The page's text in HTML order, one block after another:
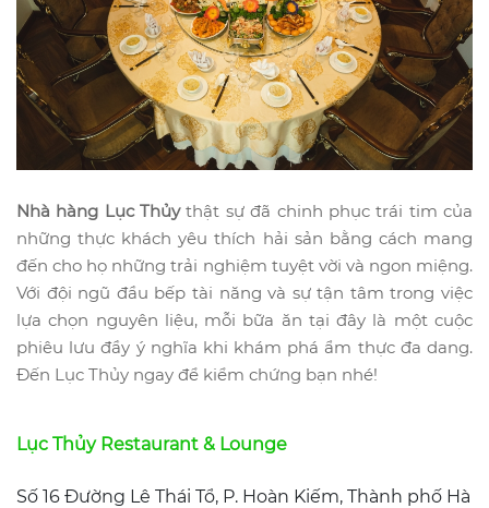
Nhà hàng Lục Thủythật sự đã chinh phục trái tim của
những thực khách yêu thích hải sản bằng cách mang
đến cho họ những trải nghiệm tuyệt vời và ngon miệng.
Với đội ngũ đầu bếp tài năng và sự tận tâm trong việc
lựa chọn nguyên liệu, mỗi bữa ăn tại đây là một cuộc
phiêu lưu đầy ý nghĩa khi khám phá ẩm thực đa dang.
Đến Lục Thủy ngay để kiểm chứng bạn nhé!
Lục Thủy Restaurant & Lounge
Số 16 Đường Lê Thái Tổ, P. Hoàn Kiếm, Thành phố Hà